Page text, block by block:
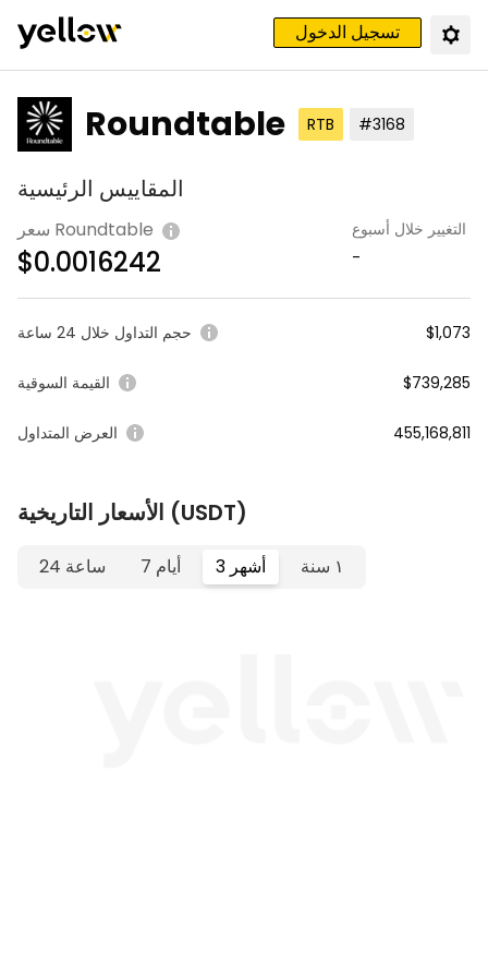
تسجيل الدخول
Roundtable RTB #3168
المقاييس الرئيسية
سعر Roundtable
$0.0016242
التغيير خلال أسبوع
-
حجم التداول خلال 24 ساعة $1,073
القيمة السوقية $739,285
العرض المتداول 455,168,811
الأسعار التاريخية (USDT)
24 ساعة 7 أيام 3 أشهر ١ سنة